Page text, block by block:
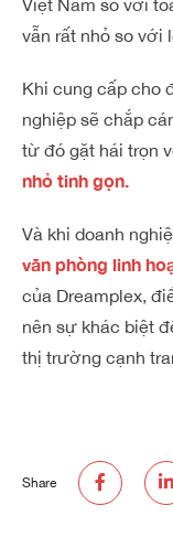
Việt Nam so với
vẫn rất nhỏ so với
Khi cung cấp cho
nghiệp sẽ chắp
từ đó gặt hái trọn
nhỏ tinh gọn.
Và khi doanh
văn phòng linh
của Dreamplex,
nên sự khác biệt
thị trường cạnh
Share